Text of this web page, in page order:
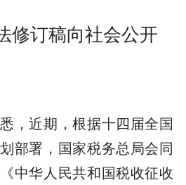
修订稿向社会公开
，近期，根据十四届全国
部署，国家税务总局会同
中华人民共和国税收征收